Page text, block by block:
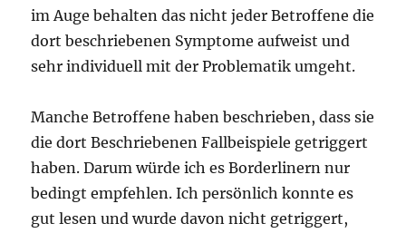
im Auge behalten das nicht jeder Betroffene die
dort beschriebenen Symptome aufweist und
sehr individuell mit der Problematik umgeht.
Manche Betroffene haben beschrieben, dass sie
die dort Beschriebenen Fallbeispiele getriggert
haben. Darum würde ich es Borderlinern nur
bedingt empfehlen. Ich persönlich konnte es
gut lesen und wurde davon nicht getriggert,